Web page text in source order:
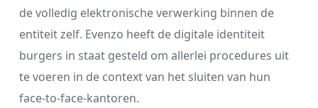
de volledig elektronische verwerking binnen de
entiteit zelf. Evenzo heeft de digitale identiteit
burgers in staat gesteld om allerlei procedures uit
te voeren in de context van het sluiten van hun
face-to-face-kantoren.